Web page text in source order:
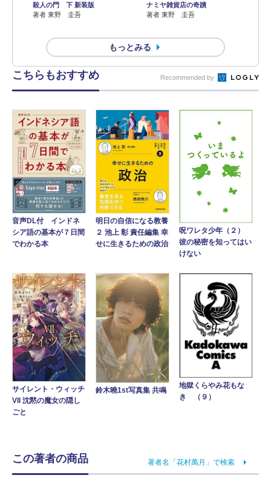
殺人の門 下 新装版
著者 東野 圭吾
ナミヤ雑貨店の奇蹟
著者 東野 圭吾
もっとみる
こちらもおすすめ Recommended by
音声DL付 インドネ
シア語の基本が７日間
でわかる本
明日の自信になる教養
２ 池上 彰 責任編集 幸
せに生きるための政治
呪ワレタ少年（２）
彼の秘密を知ってはい
けない
サイレント・ウィッチ
VII 沈黙の魔女の隠し
ごと
鈴木曉1st写真集 共鳴
地獄くらやみ花もな
き （９）
この著者の商品 著者名「花村萬月」で検索